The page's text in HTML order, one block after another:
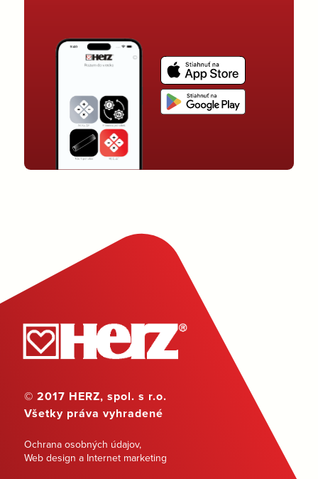
© 2017 HERZ, spol. s r.o.
Všetky práva vyhradené
Ochrana osobných údajov,
Web design a Internet marketing